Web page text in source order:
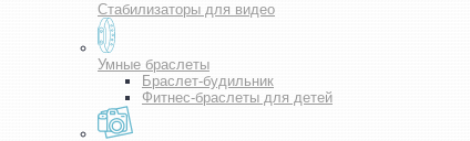
Стабилизаторы для видео
Умные браслеты
Браслет-будильник
Фитнес-браслеты для детей